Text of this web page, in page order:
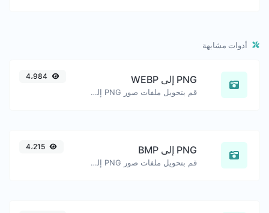
أدوات مشابهة
PNG إلى WEBP
قم بتحويل ملفات صور PNG إلى WEBP بسهولة.
PNG إلى BMP
قم بتحويل ملفات صور PNG إلى BMP بسهولة.